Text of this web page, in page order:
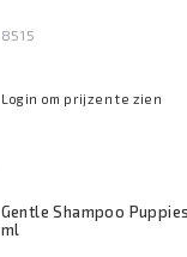
8515
Login om prijzen te zien
Gentle Shampoo
ml